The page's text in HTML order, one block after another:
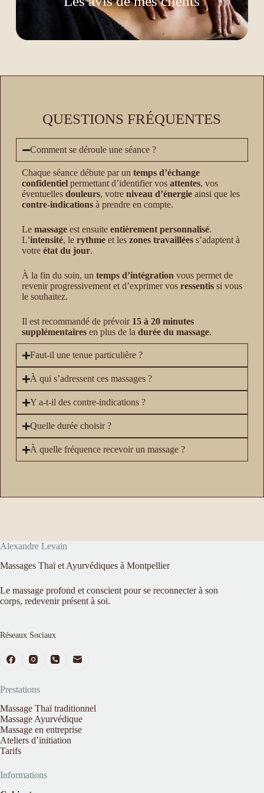
QUESTIONS FRÉQUENTES
Comment se déroule une séance ?
Chaque séance débute par un temps d’échange
confidentielpermettant d’identifier vos attentes, vos
éventuelles douleurs, votre niveau d’énergieainsi que les
contre-indicationsà prendre en compte.
Le massageest ensuite entièrement personnalisé.
L’intensité, le rythmeet les zones travailléess’adaptent à
votre état du jour.
À la fin du soin, un temps d’intégration vous permet de
revenir progressivement et d’exprimer vos ressentissi vous
le souhaitez.
Il est recommandé de prévoir 15 à 20 minutes
supplémentairesen plus de la durée du massage.
Faut-il une tenue particulière ?
À qui s’adressent ces massages ?
Y a-t-il des contre-indications ?
Quelle durée choisir ?
À quelle fréquence recevoir un massage ?
Alexandre Levain
Massages Thaï et Ayurvédiques à Montpellier
Le massage profond et conscient pour se reconnecter à son
corps, redevenir présent à soi.
Réseaux Sociaux
Prestations
Massage Thaï traditionnel
Massage Ayurvédique
Massage en entreprise
Ateliers d’initiation
Tarifs
Informations